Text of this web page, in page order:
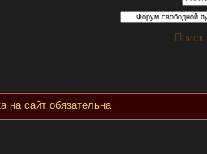
Поиск:
на сайт обязательна